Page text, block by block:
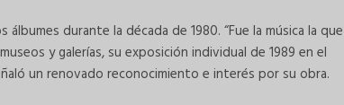
durante la década de 1980. “Fue la música la que
y galerías, su exposición individual de 1989 en el
un renovado reconocimiento e interés por su obra.